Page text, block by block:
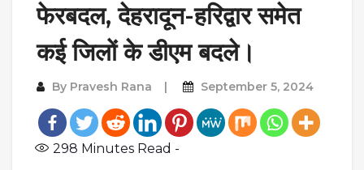
फेरबदल, देहरादून-हरिद्वार समेत
कई जिलों के डीएम बदले।
By Pravesh Rana September 5, 2024
298 Minutes Read -